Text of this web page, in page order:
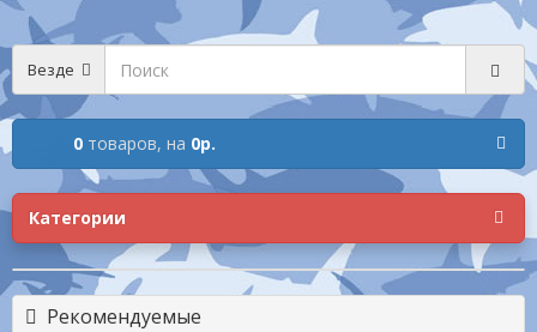
Везде
0 товаров, на 0р.
Категории
Рекомендуемые